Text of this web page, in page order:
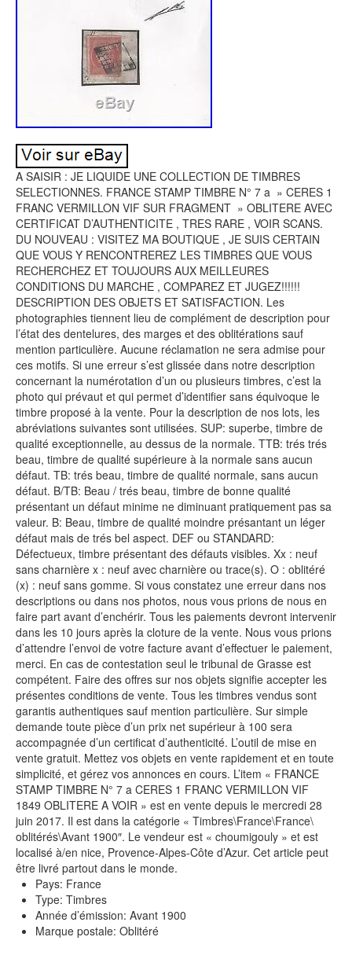
A SAISIR : JE LIQUIDE UNE COLLECTION DE TIMBRES
SELECTIONNES. FRANCE STAMP TIMBRE N° 7 a » CERES 1
FRANC VERMILLON VIF SUR FRAGMENT » OBLITERE AVEC
CERTIFICAT D’AUTHENTICITE , TRES RARE , VOIR SCANS.
DU NOUVEAU : VISITEZ MA BOUTIQUE , JE SUIS CERTAIN
QUE VOUS Y RENCONTREREZ LES TIMBRES QUE VOUS
RECHERCHEZ ET TOUJOURS AUX MEILLEURES
CONDITIONS DU MARCHE , COMPAREZ ET JUGEZ!!!!!!
DESCRIPTION DES OBJETS ET SATISFACTION. Les
photographies tiennent lieu de complément de description pour
l’état des dentelures, des marges et des oblitérations sauf
mention particulière. Aucune réclamation ne sera admise pour
ces motifs. Si une erreur s’est glissée dans notre description
concernant la numérotation d’un ou plusieurs timbres, c’est la
photo qui prévaut et qui permet d’identifier sans équivoque le
timbre proposé à la vente. Pour la description de nos lots, les
abréviations suivantes sont utilisées. SUP: superbe, timbre de
qualité exceptionnelle, au dessus de la normale. TTB: trés trés
beau, timbre de qualité supérieure à la normale sans aucun
défaut. TB: trés beau, timbre de qualité normale, sans aucun
défaut. B/TB: Beau / trés beau, timbre de bonne qualité
présentant un défaut minime ne diminuant pratiquement pas sa
valeur. B: Beau, timbre de qualité moindre présantant un léger
défaut mais de trés bel aspect. DEF ou STANDARD:
Défectueux, timbre présentant des défauts visibles. Xx : neuf
sans charnière x : neuf avec charnière ou trace(s). O : oblitéré
(x) : neuf sans gomme. Si vous constatez une erreur dans nos
descriptions ou dans nos photos, nous vous prions de nous en
faire part avant d’enchérir. Tous les paiements devront intervenir
dans les 10 jours après la cloture de la vente. Nous vous prions
d’attendre l’envoi de votre facture avant d’effectuer le paiement,
merci. En cas de contestation seul le tribunal de Grasse est
compétent. Faire des offres sur nos objets signifie accepter les
présentes conditions de vente. Tous les timbres vendus sont
garantis authentiques sauf mention particulière. Sur simple
demande toute pièce d’un prix net supérieur à 100 sera
accompagnée d’un certificat d’authenticité. L’outil de mise en
vente gratuit. Mettez vos objets en vente rapidement et en toute
simplicité, et gérez vos annonces en cours. L’item « FRANCE
STAMP TIMBRE N° 7 a CERES 1 FRANC VERMILLON VIF
1849 OBLITERE A VOIR » est en vente depuis le mercredi 28
juin 2017. Il est dans la catégorie « Timbres\France\France\
oblitérés\Avant 1900″. Le vendeur est « choumigouly » et est
localisé à/en nice, Provence-Alpes-Côte d’Azur. Cet article peut
être livré partout dans le monde.
Pays: France
Type: Timbres
Année d’émission: Avant 1900
Marque postale: Oblitéré